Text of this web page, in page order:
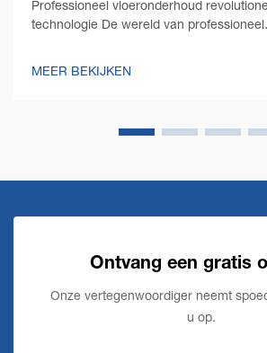
Professioneel vloeronderhoud
technologie De wereld van professioneel
transformatie doorgemaakt met de
MEER BEKIJKEN
Ontvang een gratis
Onze vertegenwoordiger neemt
u op.